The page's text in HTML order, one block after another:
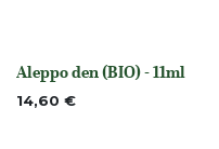
None
Aleppo den (BIO) - 11ml
14,60 €